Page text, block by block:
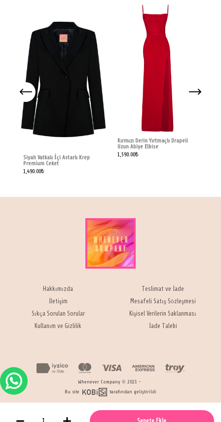
Siyah Vatkalı İçi Astarlı Krep
Premium Ceket
1,490.00₺
Kırmızı Derin Yırtmaçlı Drapeli
Uzun Abiye Elbise
1,590.00₺
Hakkımızda
İletişim
Sıkça Sorulan Sorular
Kullanım ve Gizlilik
Teslimat ve İade
Mesafeli Satış Sözleşmesi
Kişisel Verilerin Saklanması
İade Talebi
Whenever Company © 2021 -
Bu site
tarafından geliştirildi